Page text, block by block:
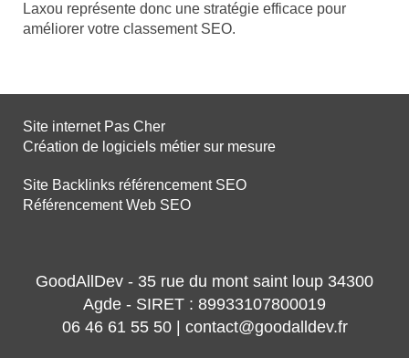
Laxou représente donc une stratégie efficace pour
améliorer votre classement SEO.
Site internet Pas Cher
Création de logiciels métier sur mesure
Site Backlinks référencement SEO
Référencement Web SEO
GoodAllDev - 35 rue du mont saint loup 34300
Agde - SIRET : 89933107800019
06 46 61 55 50 | contact@goodalldev.fr